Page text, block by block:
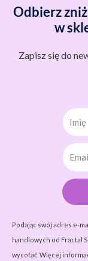
Odbierz
w
Zapisz się do
Imię
Podając swój adres e-
handlowych od Fractal
wycofać. Więcej